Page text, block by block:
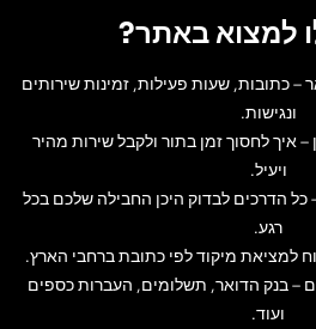
למצוא באתר?
– כתובות, שעות פעילות, זמינות שירותים
ונגישות.
– איך לחסוך זמן בתור ולקבל שירות מהיר
ויעיל.
כל הדרכים לבדוק היכן החבילה שלכם בכל
רגע.
למציאת מיקוד לפי כתובת ברחבי הארץ.
– בנק הדואר, תשלומים, העברות כספים
ועוד.